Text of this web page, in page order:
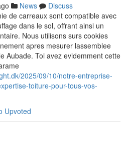
News
Discuss
de carreaux sont compatible avec
dans le sol, offrant ainsi un
Nous utilisons surs cookies
apres mesurer lassemblee
Aubade. Toi avez evidemment cette
2025/09/10/notre-entreprise-
toiture-pour-tous-vos-
Upvoted